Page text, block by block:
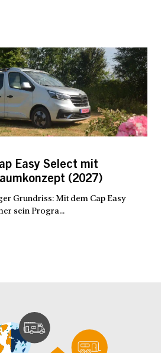
Easy Select mit
(2027)
Grundriss: Mit dem Cap Easy
sein Progra...